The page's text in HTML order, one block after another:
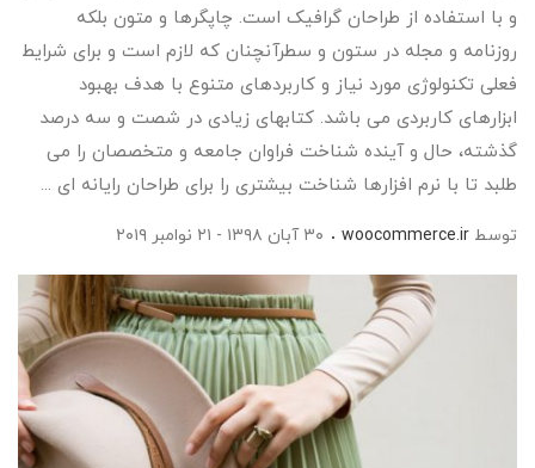
و با استفاده از طراحان گرافیک است. چاپگرها و متون بلکه
روزنامه و مجله در ستون و سطرآنچنان که لازم است و برای شرایط
فعلی تکنولوژی مورد نیاز و کاربردهای متنوع با هدف بهبود
ابزارهای کاربردی می باشد. کتابهای زیادی در شصت و سه درصد
گذشته، حال و آینده شناخت فراوان جامعه و متخصصان را می
طلبد تا با نرم افزارها شناخت بیشتری را برای طراحان رایانه ای ...
توسط woocommerce.ir ۳۰ آبان ۱۳۹۸ - ۲۱ نوامبر ۲۰۱۹